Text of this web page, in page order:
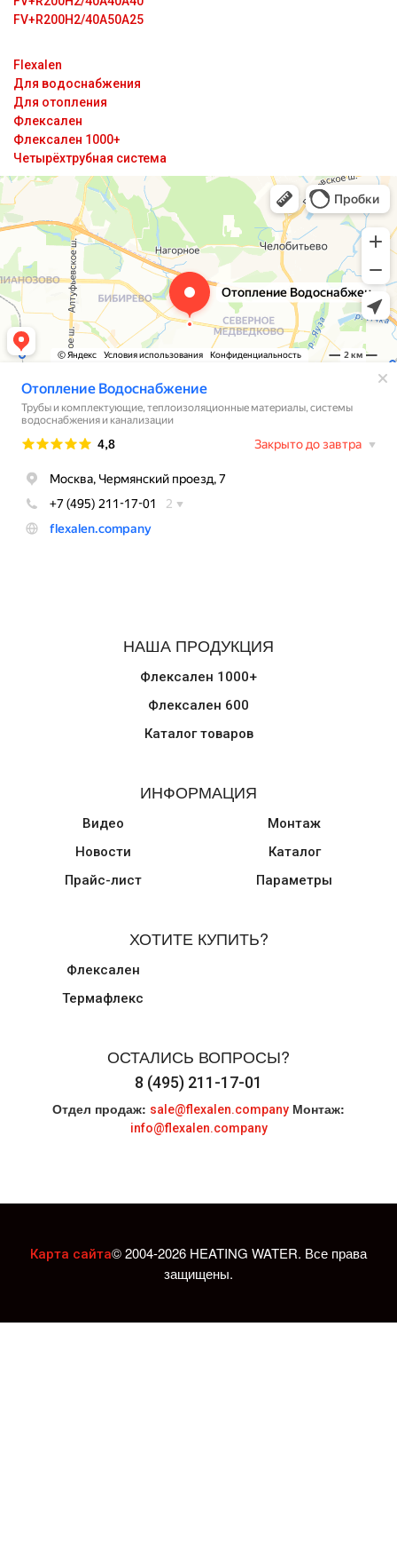
FV+R200H2/40A50A25
Flexalen
Для водоснабжения
Для отопления
Флексален
Флексален 1000+
Четырёхтрубная система
НАША ПРОДУКЦИЯ
Флексален 1000+
Флексален 600
Каталог товаров
ИНФОРМАЦИЯ
Видео
Новости
Прайс-лист
Монтаж
Каталог
Параметры
ХОТИТЕ КУПИТЬ?
Флексален
Термафлекс
ОСТАЛИСЬ ВОПРОСЫ?
8 (495) 211-17-01
Отдел продаж: sale@flexalen.company Монтаж:
info@flexalen.company
Карта сайта© 2004-2026 HEATING WATER. Все права
защищены.